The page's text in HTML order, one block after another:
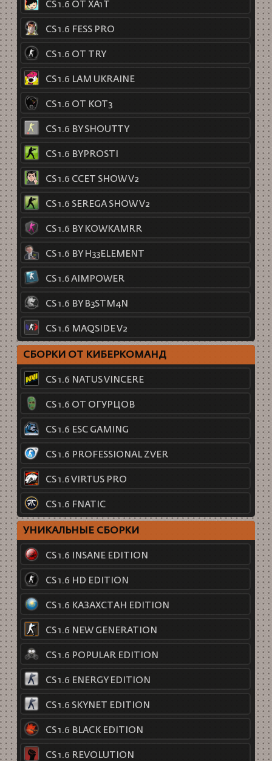
CS 1.6 ОТ XA1T
CS 1.6 FESS PRO
CS 1.6 ОТ TRY
CS 1.6 LAM UKRAINE
CS 1.6 ОТ KOT3
CS 1.6 BY SHOUTTY
CS 1.6 BYPROSTI
CS 1.6 CCET SHOW V2
CS 1.6 SEREGA SHOW V2
CS 1.6 BY KOWKAMRR
CS 1.6 BY H33ELEMENT
CS 1.6 AIMPOWER
CS 1.6 BY B3STM4N
CS 1.6 MAQSIDE V2
СБОРКИ ОТ КИБЕРКОМАНД
CS 1.6 NATUS VINCERE
CS 1.6 ОТ ОГУРЦОВ
CS 1.6 ESC GAMING
CS 1.6 PROFESSIONAL ZVER
CS 1.6 VIRTUS PRO
CS 1.6 FNATIC
УНИКАЛЬНЫЕ СБОРКИ
CS 1.6 INSANE EDITION
CS 1.6 HD EDITION
CS 1.6 КАЗАХСТАН EDITION
CS 1.6 NEW GENERATION
CS 1.6 POPULAR EDITION
CS 1.6 ENERGY EDITION
CS 1.6 SKYNET EDITION
CS 1.6 BLACK EDITION
CS 1.6 REVOLUTION